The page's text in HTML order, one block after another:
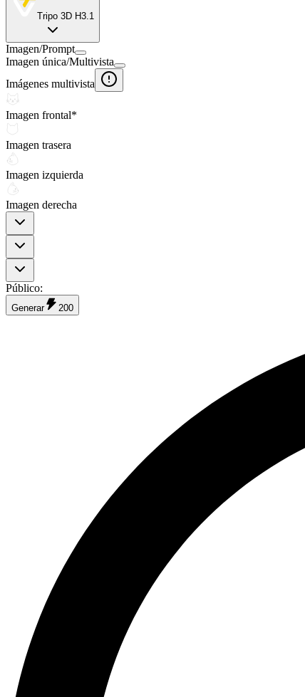
Tripo 3D H3.1
Imagen/Prompt
Imagen única/Multivista
Imágenes multivista
Imagen frontal*
Imagen trasera
Imagen izquierda
Imagen derecha
Público:
Generar 200